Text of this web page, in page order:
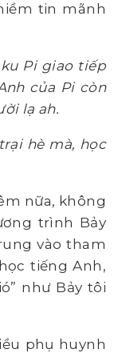
tin mãnh
Pi giao tiếp
của Pi còn
lạ ah.
hè mà, học
nữa, không
trình Bảy
vào tham
tiếng Anh,
như Bảy tôi
phụ huynh